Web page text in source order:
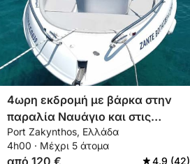
4ωρη εκδρομή με βάρκα στην
παραλία Ναυάγιο και στις
Γαλάζιες Σπηλιές
Port Zakynthos, Ελλάδα
4h00 · Μέχρι 5 άτομα
από 120 € 4.9 (42)